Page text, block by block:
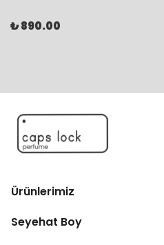
₺ 890.00
Ürünlerimiz
Seyehat Boy